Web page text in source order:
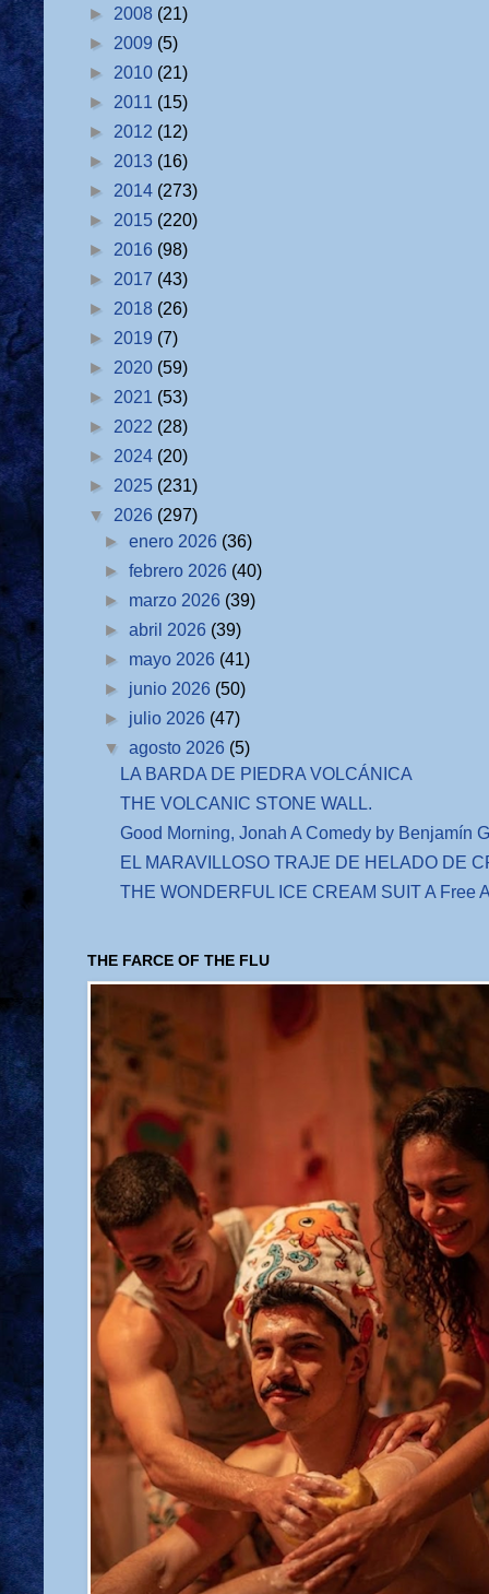
► 2008 (21)
► 2009 (5)
► 2010 (21)
► 2011 (15)
► 2012 (12)
► 2013 (16)
► 2014 (273)
► 2015 (220)
► 2016 (98)
► 2017 (43)
► 2018 (26)
► 2019 (7)
► 2020 (59)
► 2021 (53)
► 2022 (28)
► 2024 (20)
► 2025 (231)
▼ 2026 (297)
►enero 2026 (36)
►febrero 2026 (40)
► marzo 2026 (39)
►abril 2026 (39)
► mayo 2026 (41)
► junio 2026 (50)
► julio 2026 (47)
▼agosto 2026 (5)
LA BARDA DE PIEDRA VOLCÁNICA
THE VOLCANIC STONE WALL.
Good Morning, Jonah A Comedy by Benjamín
EL MARAVILLOSO TRAJE DE HELADO DE
THE WONDERFUL ICE CREAM SUIT A Free
THE FARCE OF THE FLU